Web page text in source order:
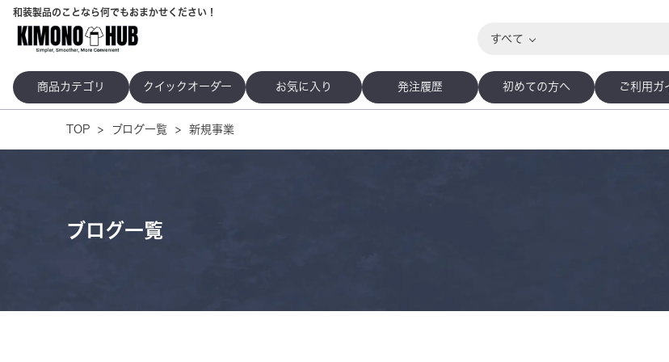
和装製品のことなら何でもおまかせください！
すべて
商品カテゴリ クイックオーダー お気に入り 発注履歴 初めての方へ ご利用ガ
TOP ブログ一覧 新規事業
ブログ一覧